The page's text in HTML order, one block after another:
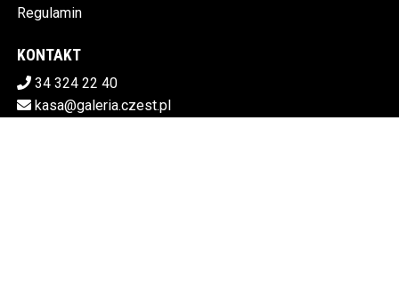
Regulamin
KONTAKT
34 324 22 40
kasa@galeria.czest.pl